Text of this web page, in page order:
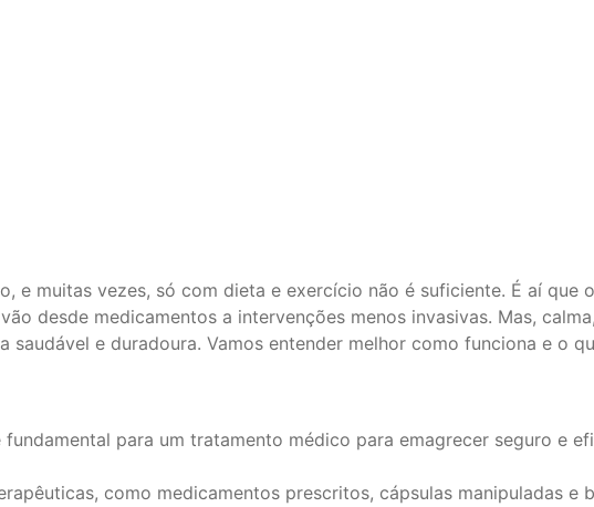
e muitas vezes, só com dieta e exercício não é suficiente. É aí
desde medicamentos a intervenções menos invasivas. Mas,
saudável e duradoura. Vamos entender melhor como funciona e o
para um tratamento médico para emagrecer seguro e
como medicamentos prescritos, cápsulas manipuladas